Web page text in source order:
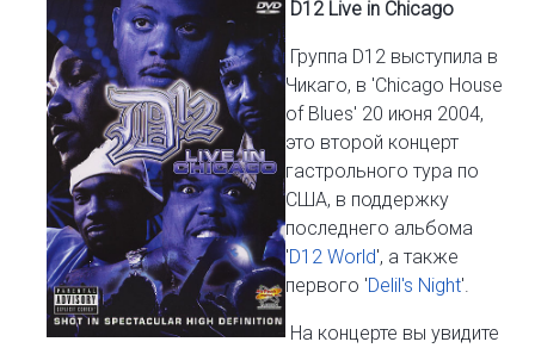
D12 Live in Chicago
Группа D12 выступила в
Чикаго, в 'Chicago House
of Blues' 20 июня 2004,
это второй концерт
гастрольного тура по
США, в поддержку
последнего альбома
'D12 World', а также
первого 'Delil's Night'.
На концерте вы увидите